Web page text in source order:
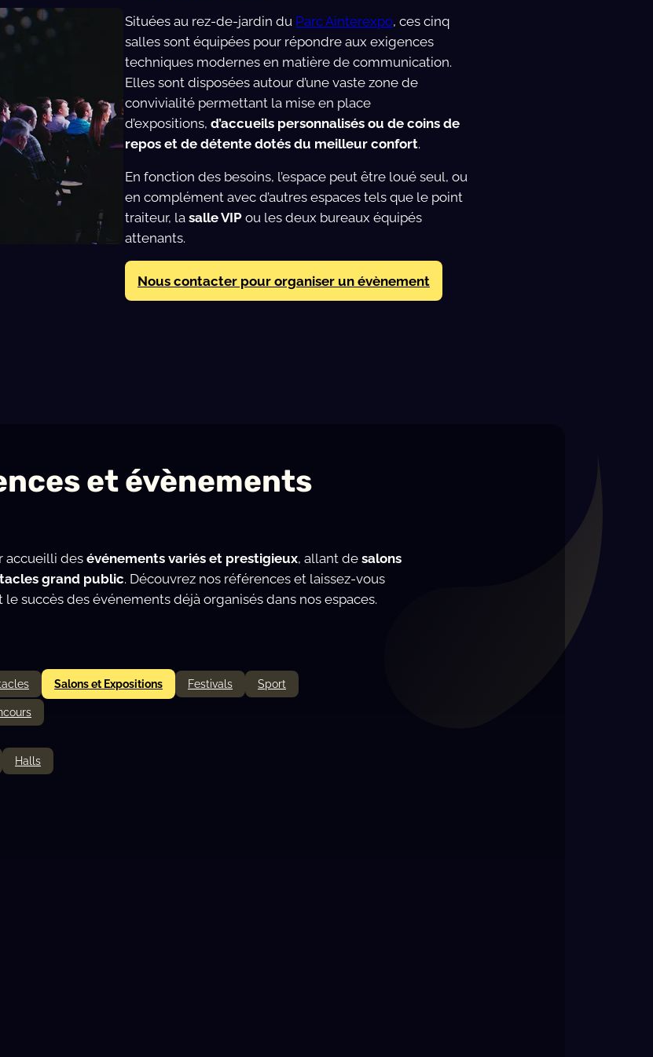
Situées au rez-de-jardin du Parc Ainterexpo, ces cinq
salles sont équipées pour répondre aux exigences
techniques modernes en matière de communication.
Elles sont disposées autour d’une vaste zone de
convivialité permettant la mise en place
d’expositions, d’accueils personnalisés ou de coins de
repos et de détente dotés du meilleur confort.
En fonction des besoins, l’espace peut être loué seul, ou
en complément avec d’autres espaces tels que le point
traiteur, la salle VIP ou les deux bureaux équipés
attenants.
Nous contacter pour organiser un évènement
et évènements
accueilli desévénements variés et prestigieux, allant de salons
grand public. Découvrez nos références et laissez-vous
succès des événements déjà organisés dans nos espaces.
Salons et Expositions Festivals Sport
Halls